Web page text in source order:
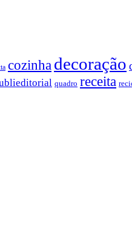
cozinha decoração
quadro receita